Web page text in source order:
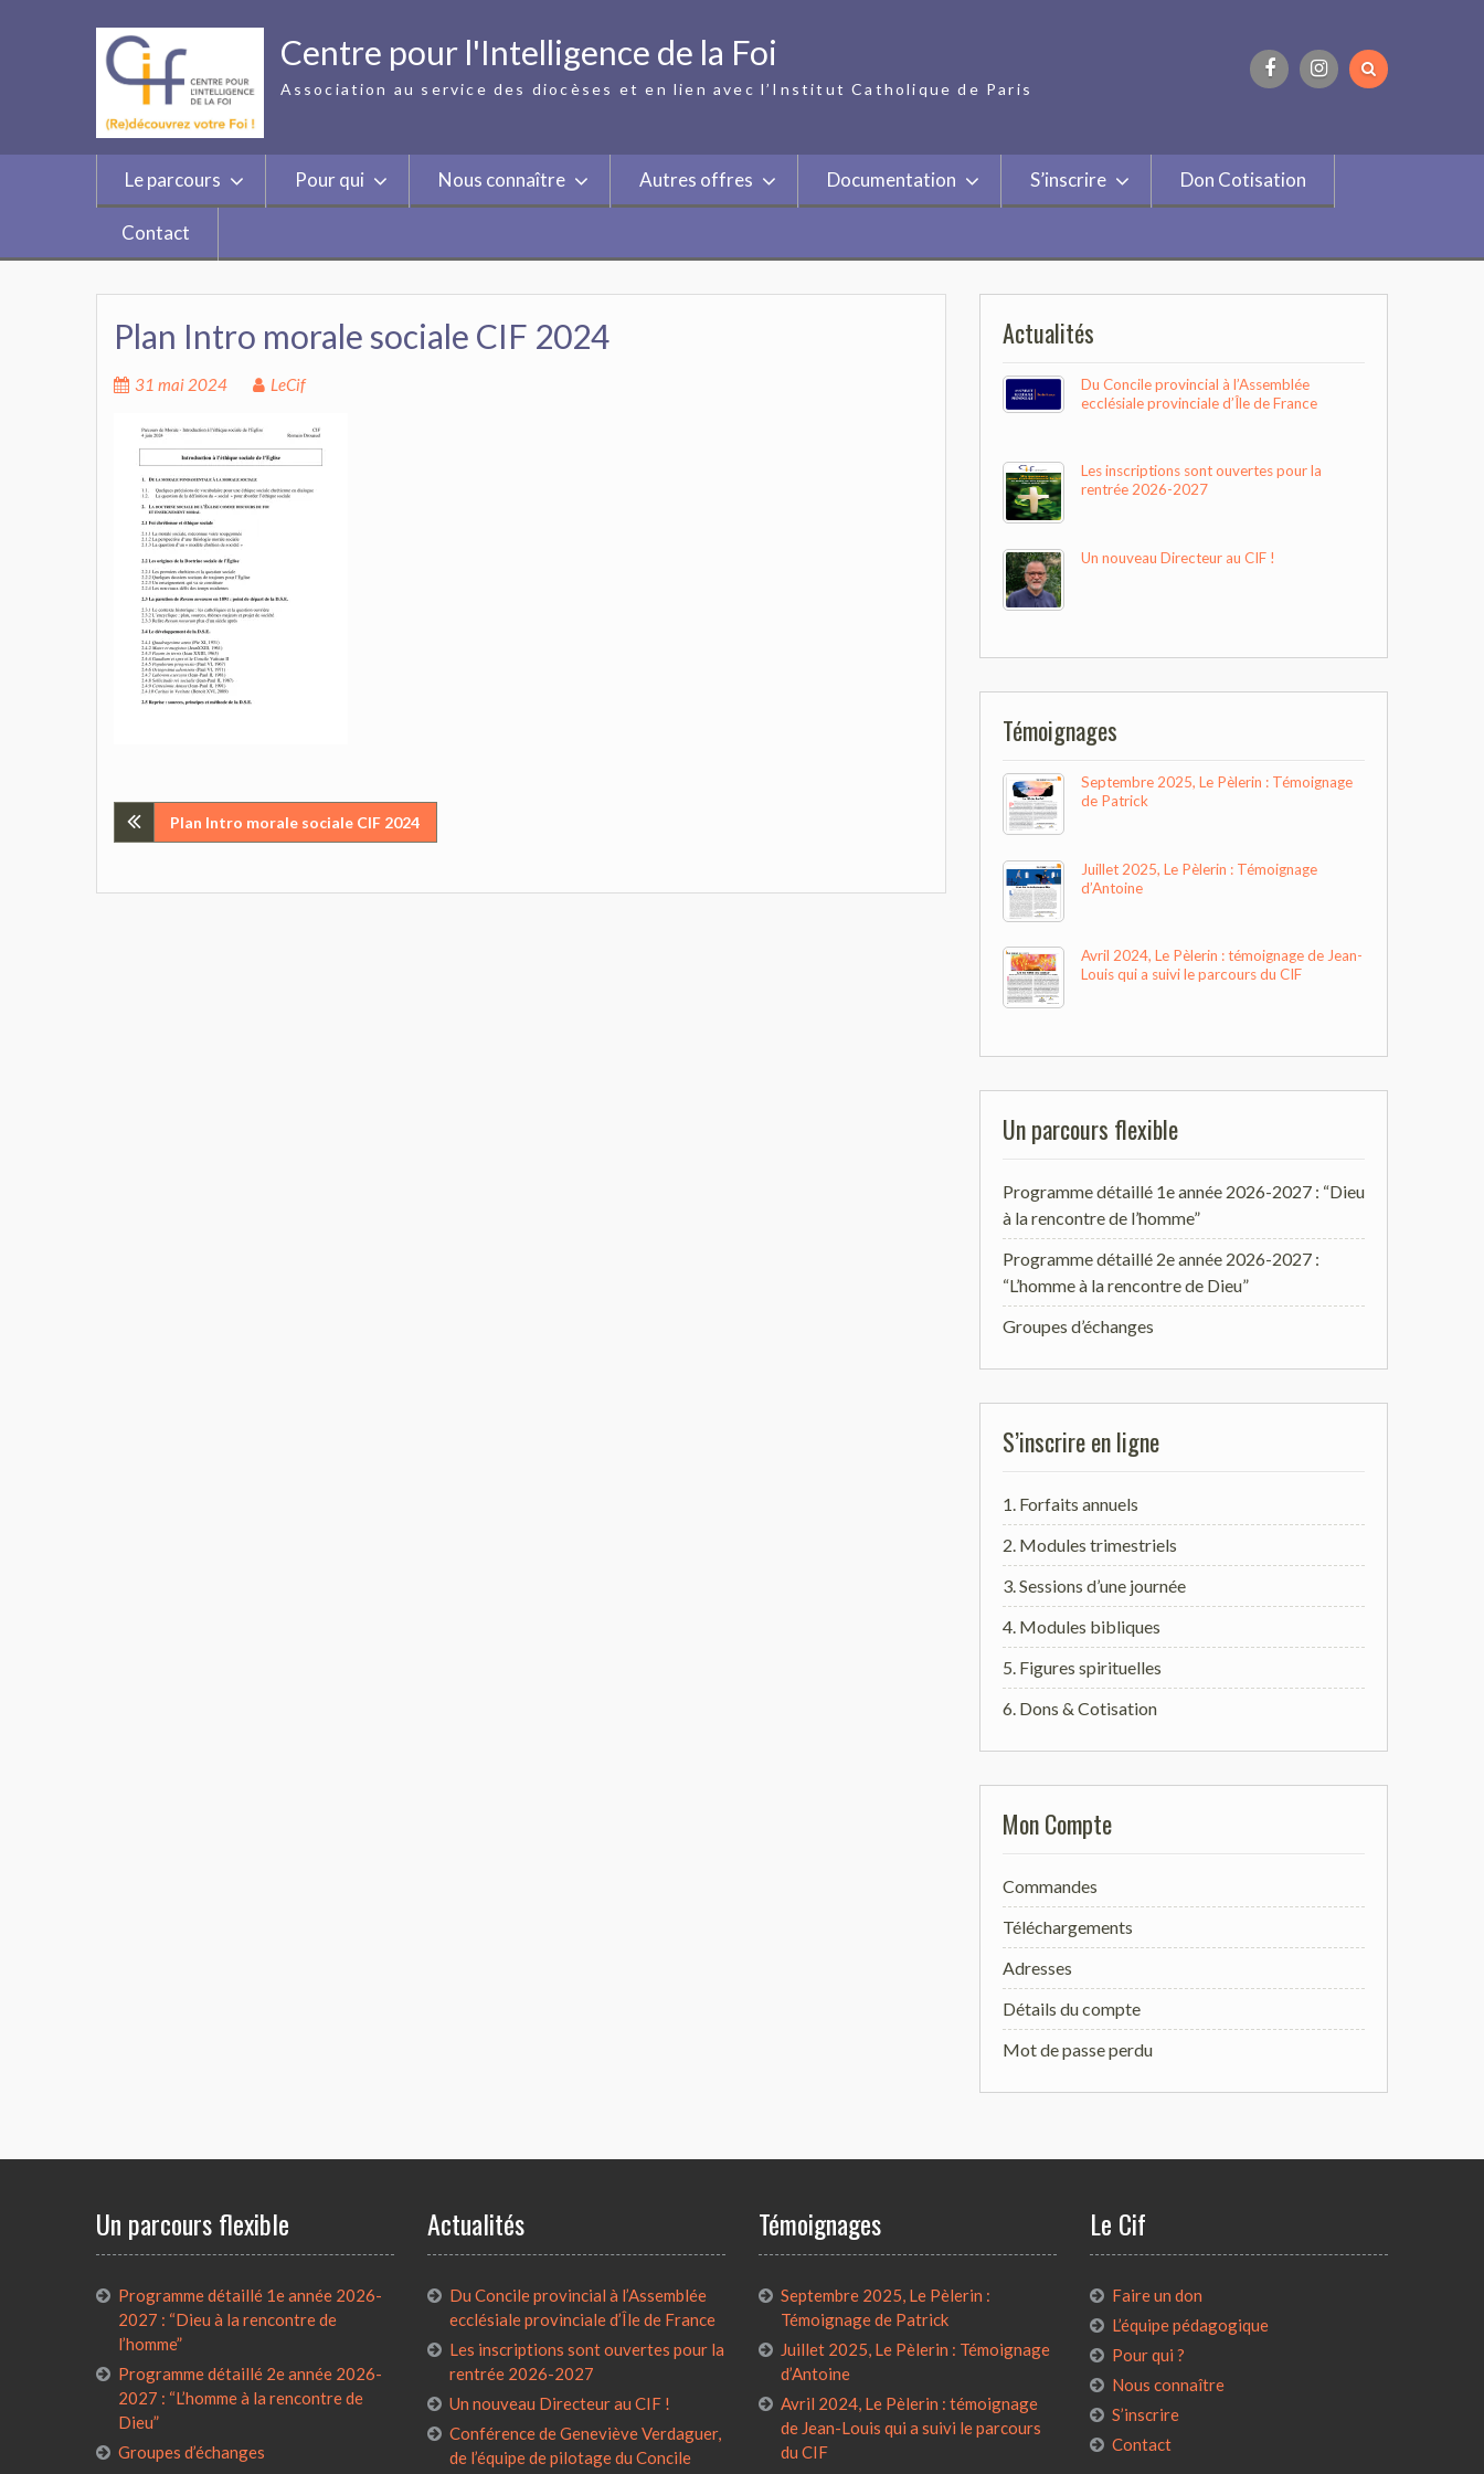
Centre pour l'Intelligence de la Foi
Association au service des diocèses et en lien avec l’Institut Catholique de Paris
Le parcours Pour qui Nous connaître Autres offres Documentation S’inscrire Don Cotisation
Contact
Plan Intro morale sociale CIF 2024
31 mai 2024 LeCif
Navigation
Plan Intro morale sociale CIF 2024
Actualités
Du Concile provincial à l’Assemblée
ecclésiale provinciale d’Île de France
Les inscriptions sont ouvertes pour la
rentrée 2026-2027
Un nouveau Directeur au CIF !
Témoignages
Septembre 2025, Le Pèlerin : Témoignage
de Patrick
Juillet 2025, Le Pèlerin : Témoignage
d’Antoine
Avril 2024, Le Pèlerin : témoignage de Jean-
Louis qui a suivi le parcours du CIF
Un parcours flexible
Programme détaillé 1e année 2026-2027 : “Dieu
à la rencontre de l’homme”
Programme détaillé 2e année 2026-2027 :
“L’homme à la rencontre de Dieu”
Groupes d’échanges
S’inscrire en ligne
1. Forfaits annuels
2. Modules trimestriels
3. Sessions d’une journée
4. Modules bibliques
5. Figures spirituelles
6. Dons & Cotisation
Mon Compte
Commandes
Téléchargements
Adresses
Détails du compte
Mot de passe perdu
Un parcours flexible
Programme détaillé 1e année 2026-
2027 : “Dieu à la rencontre de
l’homme”
Programme détaillé 2e année 2026-
2027 : “L’homme à la rencontre de
Dieu”
Groupes d’échanges
Actualités
Du Concile provincial à l’Assemblée
ecclésiale provinciale d’Île de France
Les inscriptions sont ouvertes pour la
rentrée 2026-2027
Un nouveau Directeur au CIF !
Conférence de Geneviève Verdaguer,
de l’équipe de pilotage du Concile
Témoignages
Septembre 2025, Le Pèlerin :
Témoignage de Patrick
Juillet 2025, Le Pèlerin : Témoignage
d’Antoine
Avril 2024, Le Pèlerin : témoignage
de Jean-Louis qui a suivi le parcours
du CIF
Le Cif
Faire un don
L’équipe pédagogique
Pour qui ?
Nous connaître
S’inscrire
Contact